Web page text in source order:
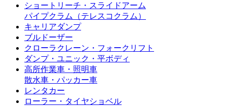
ショートリーチ・スライドアーム
パイプクラム（テレスコクラム）
キャリアダンプ
ブルドーザー
クローラクレーン・フォークリフト
ダンプ・ユニック・平ボディ
高所作業車・照明車
散水車・パッカー車
レンタカー
ローラー・タイヤショベル